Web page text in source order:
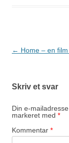
← Home – en
Skriv et svar
Din e-
markeret med *
Kommentar *